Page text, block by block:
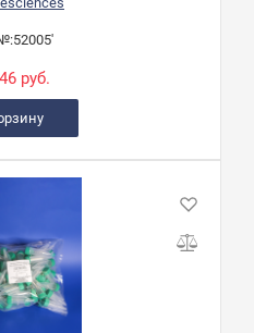
52005'
руб.